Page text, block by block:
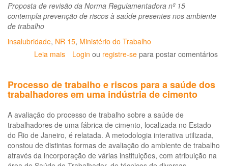
Proposta de revisão da Norma Regulamentadora nº 15
contempla prevenção de riscos à saúde presentes nos ambiente
de trabalho
insalubridade, NR 15, Ministério do Trabalho
Leia mais sobre
insalubridade
entra
Consulta
Pública
Login ou registre-se para postar comentários
Processo de trabalho e riscos para a saúde dos
trabalhadores em uma indústria de cimento
A avaliação do processo de trabalho sobre a saúde de
trabalhadores de uma fábrica de cimento, localizada no Estado
do Rio de Janeiro, é relatada. A metodologia interativa utilizada,
constou de distintas formas de avaliação do ambiente de trabalho
através da incorporação de várias instituições, com atribuição na